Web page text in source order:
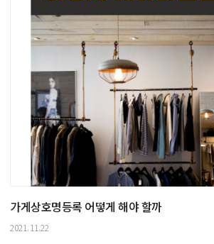
가게상호명등록 어떻게 해야 할까
2021.11.22